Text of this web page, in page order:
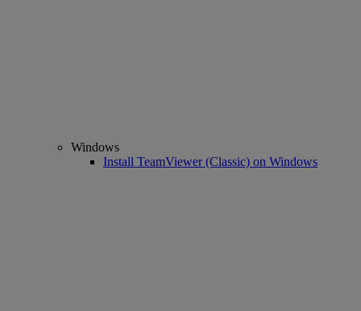
Windows
Install TeamViewer (Classic) on Windows